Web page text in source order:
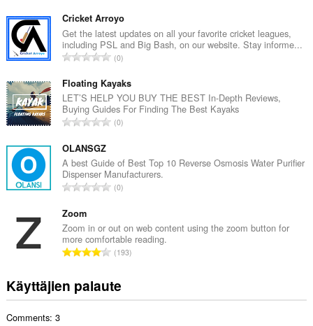
v
i
o
i
a
y
h
e
n
s
Cricket Arroyo
Get the latest updates on all your favorite cricket leagues,
including PSL and Big Bash, on our website. Stay informe...
A
v
i
o
i
y
h
e
n
s
:
0
Floating Kayaks
LET’S HELP YOU BUY THE BEST In-Depth Reviews,
Buying Guides For Finding The Best Kayaks
A
i
o
i
y
h
e
n
0
OLANSGZ
A best Guide of Best Top 10 Reverse Osmosis Water Purifier
Dispenser Manufacturers.
A
i
o
i
a
y
0
Zoom
Zoom in or out on web content using the zoom button for
more comfortable reading.
A
v
i
193
Käyttäjien palaute
Comments: 3